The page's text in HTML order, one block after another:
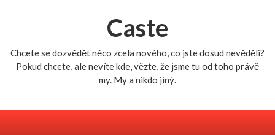
Caste
Chcete se dozvědět něco zcela nového, co jste dosud nevěděli?
Pokud chcete, ale nevíte kde, vězte, že jsme tu od toho právě
my. My a nikdo jiný.